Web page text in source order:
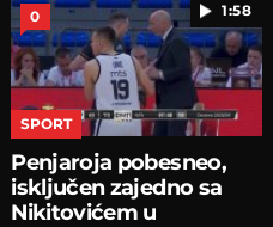
1:58
0
SPORT
Penjaroja pobesneo,
isključen zajedno sa
Nikitovićem u